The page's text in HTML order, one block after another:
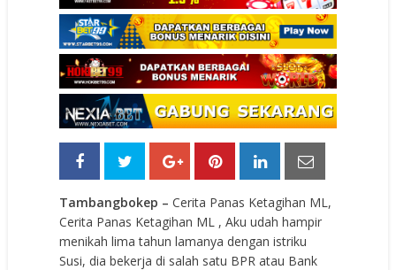
Tambangbokep – Cerita Panas Ketagihan ML,
Cerita Panas Ketagihan ML , Aku udah hampir
menikah lima tahun lamanya dengan istriku
Susi, dia bekerja di salah satu BPR atau Bank